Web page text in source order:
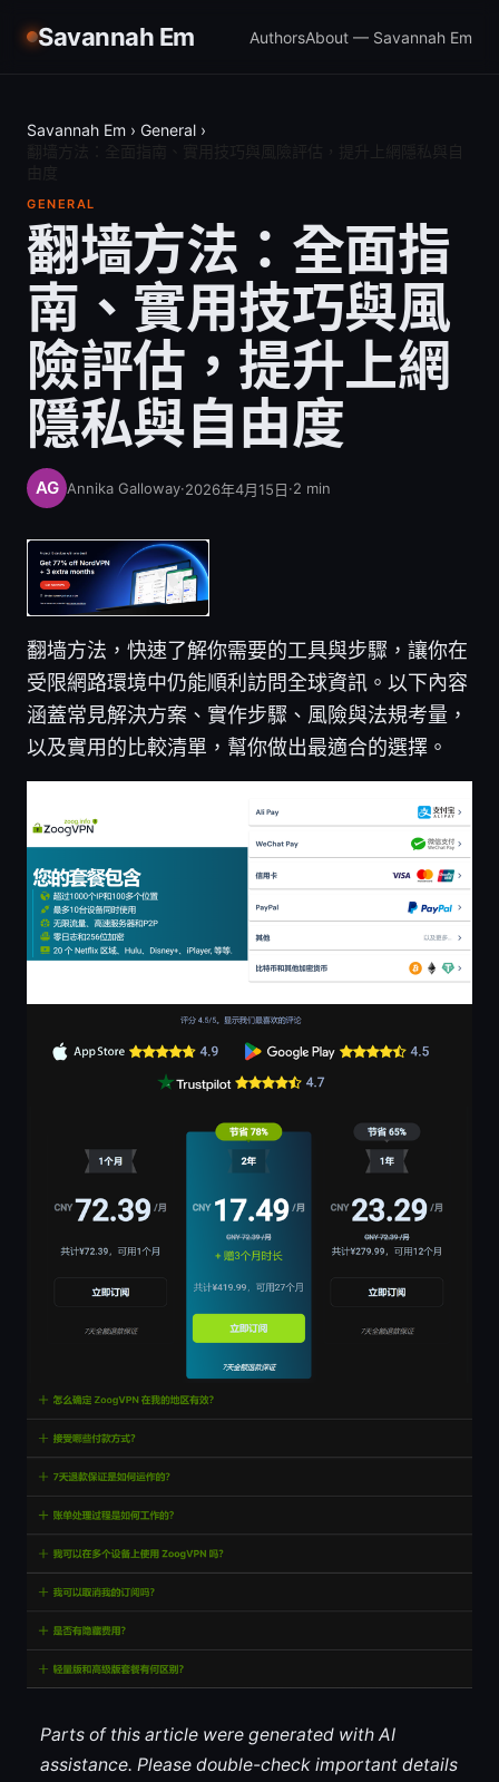
Savannah Em AuthorsAbout — Savannah Em
Savannah Em › General ›
GENERAL
翻墙方法：全面指
南、實用技巧與風
險評估，提升上網
隱私與自由度
Annika Galloway·2026年4月15日·2 min
翻墙方法，快速了解你需要的工具與步驟，讓你在
受限網路環境中仍能順利訪問全球資訊。以下內容
涵蓋常見解決方案、實作步驟、風險與法規考量，
以及實用的比較清單，幫你做出最適合的選擇。
Parts of this article were generated with AI
assistance. Please double-check important details